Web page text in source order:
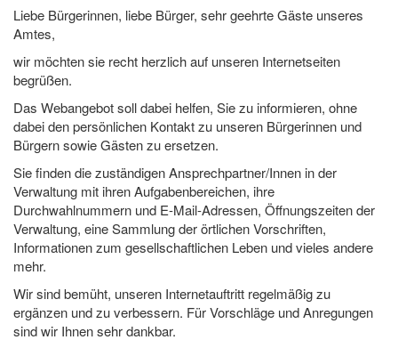
Liebe Bürgerinnen, liebe Bürger, sehr geehrte Gäste unseres
Amtes,
wir möchten sie recht herzlich auf unseren Internetseiten
begrüßen.
Das Webangebot soll dabei helfen, Sie zu informieren, ohne
dabei den persönlichen Kontakt zu unseren Bürgerinnen und
Bürgern sowie Gästen zu ersetzen.
Sie finden die zuständigen Ansprechpartner/Innen in der
Verwaltung mit ihren Aufgabenbereichen, ihre
Durchwahlnummern und E-Mail-Adressen, Öffnungszeiten der
Verwaltung, eine Sammlung der örtlichen Vorschriften,
Informationen zum gesellschaftlichen Leben und vieles andere
mehr.
Wir sind bemüht, unseren Internetauftritt regelmäßig zu
ergänzen und zu verbessern. Für Vorschläge und Anregungen
sind wir Ihnen sehr dankbar.